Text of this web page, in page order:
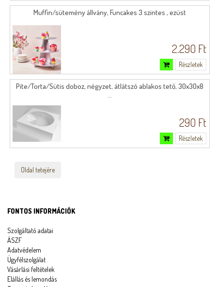
Muffin/sütemény állvány, Funcakes 3 szintes , ezüst
2.290 Ft
Részletek
Pite/Torta/Sütis doboz, négyzet, átlátszó ablakos tető, 30x30x8
...
290 Ft
Részletek
Oldal tetejére
FONTOS INFORMÁCIÓK
Szolgáltató adatai
ÁSZF
Adatvédelem
Ügyfélszolgálat
Vásárlási feltételek
Elállás és lemondás